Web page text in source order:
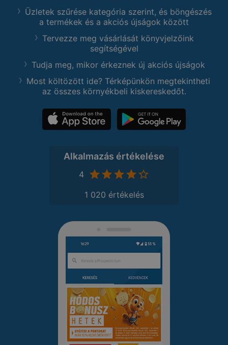
Üzletek szűrése kategória szerint, és böngészés
a termékek és a akciós újságok között
Tervezze meg vásárlását könyvjelzőink
segítségével
Tudja meg, mikor érkeznek új akciós újságok
Most költözött ide? Térképünkön megtekintheti
az összes környékbeli kiskereskedőt.
Alkalmazás értékelése
4
1 020 értékelés